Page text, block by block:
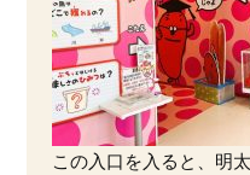
この入口を入ると、明